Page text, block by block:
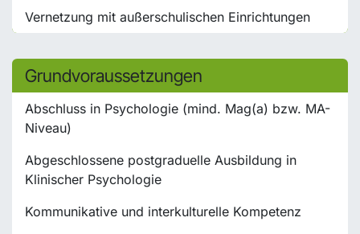
Vernetzung mit außerschulischen Einrichtungen
Grundvoraussetzungen
Abschluss in Psychologie (mind. Mag(a) bzw. MA-
Niveau)
Abgeschlossene postgraduelle Ausbildung in
Klinischer Psychologie
Kommunikative und interkulturelle Kompetenz